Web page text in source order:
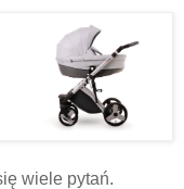
wiele pytań.